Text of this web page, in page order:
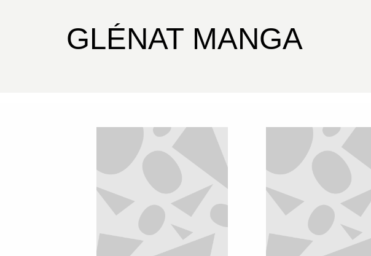
GLÉNAT MANGA